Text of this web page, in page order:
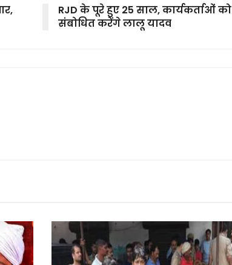
RJD के पूरे हुए 25 साल, कार्यकर्ताओं को
संबोधित करेंगे लालू यादव